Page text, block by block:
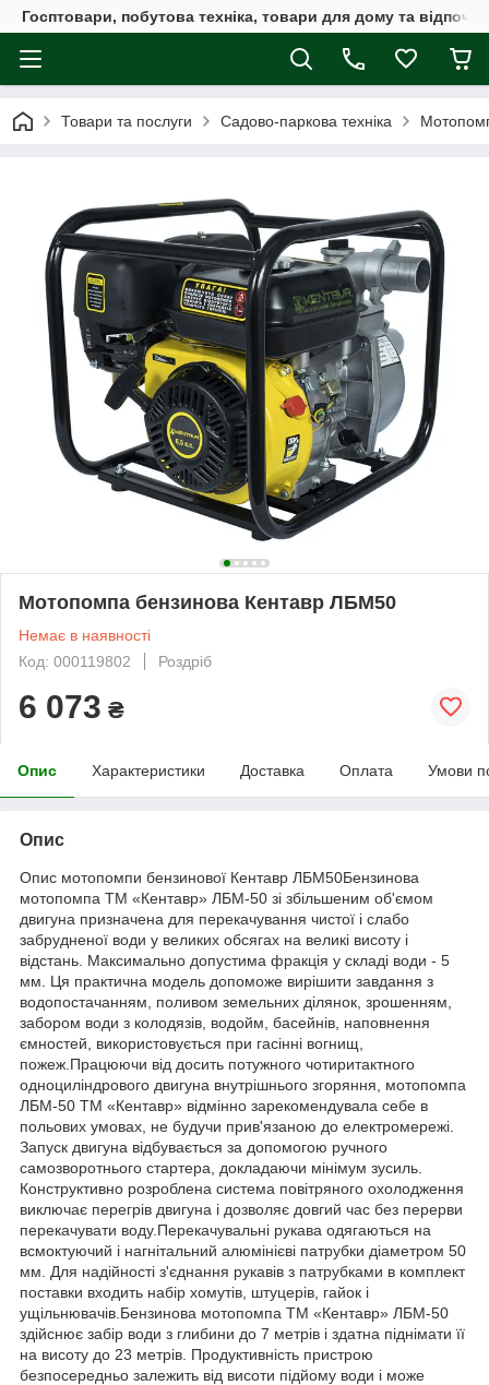
Госптовари, побутова техніка, товари для дому та
Товари та послуги Садово-паркова техніка
Мотопомпа бензинова Кентавр ЛБМ50
Немає в наявності
Код: 000119802
Роздріб
6 073 ₴
Опис Характеристики Доставка Оплата Умови
Опис
Опис мотопомпи бензинової Кентавр ЛБМ50Бензинова
мотопомпа ТМ «Кентавр» ЛБМ-50 зі збільшеним об'ємом
двигуна призначена для перекачування чистої і слабо
забрудненої води у великих обсягах на великі висоту і
відстань. Максимально допустима фракція у складі води - 5
мм. Ця практична модель допоможе вирішити завдання з
водопостачанням, поливом земельних ділянок, зрошенням,
забором води з колодязів, водойм, басейнів, наповнення
ємностей, використовується при гасінні вогнищ,
пожеж.Працюючи від досить потужного чотиритактного
одноциліндрового двигуна внутрішнього згоряння, мотопомпа
ЛБМ-50 ТМ «Кентавр» відмінно зарекомендувала себе в
польових умовах, не будучи прив'язаною до електромережі.
Запуск двигуна відбувається за допомогою ручного
самозворотнього стартера, докладаючи мінімум зусиль.
Конструктивно розроблена система повітряного охолодження
виключає перегрів двигуна і дозволяє довгий час без перерви
перекачувати воду.Перекачувальні рукава одягаються на
всмоктуючий і нагнітальний алюмінієві патрубки діаметром 50
мм. Для надійності з'єднання рукавів з патрубками в комплект
поставки входить набір хомутів, штуцерів, гайок і
ущільнювачів.Бензинова мотопомпа ТМ «Кентавр» ЛБМ-50
здійснює забір води з глибини до 7 метрів і здатна піднімати її
на висоту до 23 метрів. Продуктивність пристрою
безпосередньо залежить від висоти підйому води і може